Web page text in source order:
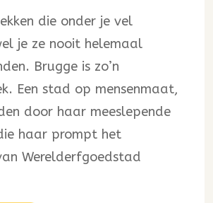
die onder je vel
je ze nooit helemaal
Brugge is zo’n
Een stad op mensenmaat,
door haar meeslepende
haar prompt het
Werelderfgoedstad